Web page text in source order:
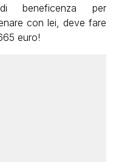
beneficenza per
con lei, deve fare
euro!